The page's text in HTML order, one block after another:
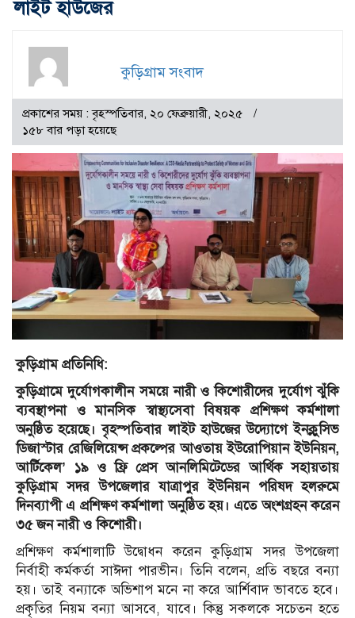
লাইট হাউজের
কুড়িগ্রাম সংবাদ
প্রকাশের সময় : বৃহস্পতিবার, ২০ ফেব্রুয়ারী, ২০২৫
১৫৮ বার পড়া হয়েছে
কুড়িগ্রাম প্রতিনিধি:
কুড়িগ্রামে দুর্যোগকালীন সময়ে নারী ও কিশোরীদের দুর্যোগ ঝুঁকি
ব্যবস্থাপনা ও মানসিক স্বাস্থ্যসেবা বিষয়ক প্রশিক্ষণ কর্মশালা
অনুষ্ঠিত হয়েছে। বৃহস্পতিবার লাইট হাউজের উদ্যোগে ইনক্লুসিভ
ডিজাস্টার রেজিলিয়েন্স প্রকল্পের আওতায় ইউরোপিয়ান ইউনিয়ন,
আর্টিকেল’ ১৯ ও ফ্রি প্রেস আনলিমিটেডের আর্থিক সহায়তায়
কুড়িগ্রাম সদর উপজেলার যাত্রাপুর ইউনিয়ন পরিষদ হলরুমে
দিনব্যাপী এ প্রশিক্ষণ কর্মশালা অনুষ্ঠিত হয়। এতে অংশগ্রহন করেন
৩৫ জন নারী ও কিশোরী।
প্রশিক্ষণ কর্মশালাটি উদ্বোধন করেন কুড়িগ্রাম সদর উপজেলা
নির্বাহী কর্মকর্তা সাঈদা পারভীন। তিনি বলেন, প্রতি বছরে বন্যা
হয়। তাই বন্যাকে অভিশাপ মনে না করে আর্শিবাদ ভাবতে হবে।
প্রকৃতির নিয়ম বন্যা আসবে, যাবে। কিন্তু সকলকে সচেতন হতে